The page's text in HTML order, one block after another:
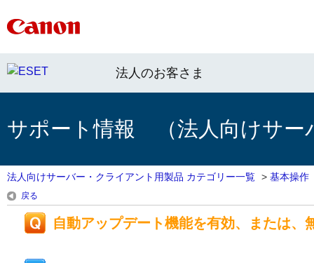
法人のお客さま
サポート情報 （法人向けサー
法人向けサーバー・クライアント用製品 カテゴリー一覧 > 基本操作
戻る
自動アップデート機能を有効、または、